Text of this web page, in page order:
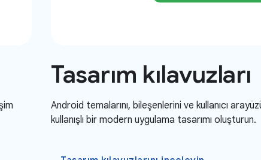
Tasarım kılavuzları
Android temalarını, bileşenlerini ve kullanıcı
kullanışlı bir modern uygulama tasarımı oluşturun.